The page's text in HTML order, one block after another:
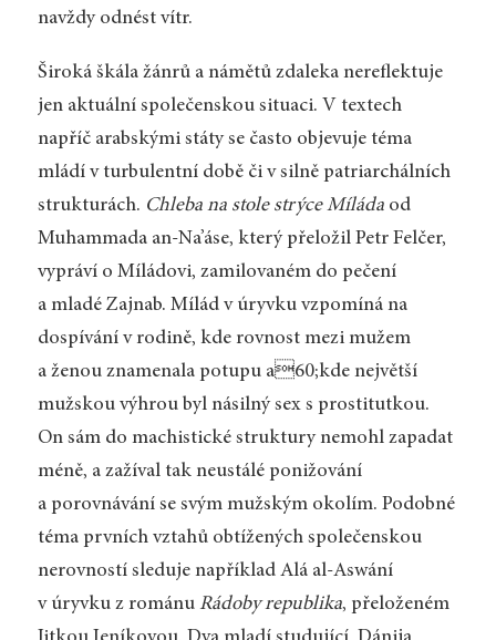
navždy odnést vítr.
Široká škála žánrů a námětů zdaleka nereflektuje
jen aktuální společenskou situaci. V textech
napříč arabskými státy se často objevuje téma
mládí v turbulentní době či v silně patriar­chálních
strukturách. Chleba na stole strýce Míládaod
Muhammada an-Na’áse, který přeložil Petr Felčer,
vypráví o Míládovi, zamilovaném do pečení
a mladé Zajnab. Mílád v úryvku vzpomíná na
dospívání v rodině, kde rovnost mezi mužem
a ženou znamenala potupu a60;kde největší
mužskou výhrou byl násilný sex s prostitutkou.
On sám do machistické struktury nemohl zapadat
méně, a zažíval tak neustálé ponižování
a porovnávání se svým mužským okolím. Podobné
téma prvních vztahů obtížených společenskou
nerovností sleduje například Alá al-Aswání
v úryvku z románu Rádoby republika, přeloženém